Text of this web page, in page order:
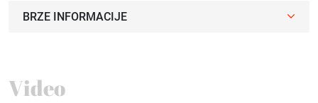
BRZE INFORMACIJE
Video